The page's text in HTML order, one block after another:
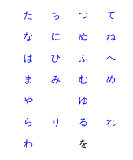
た
ち つ て
な
に ぬ ね
は
ひ ふ へ
ま
み む め
や
ゆ
ら
り る れ
わ
を